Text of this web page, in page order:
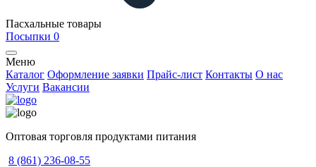
Пасхальные товары
Посыпки 0
Меню
Каталог Оформление заявки Прайс-лист Контакты О нас
Услуги Вакансии
Оптовая торговля продуктами питания
8 (861) 236-08-55